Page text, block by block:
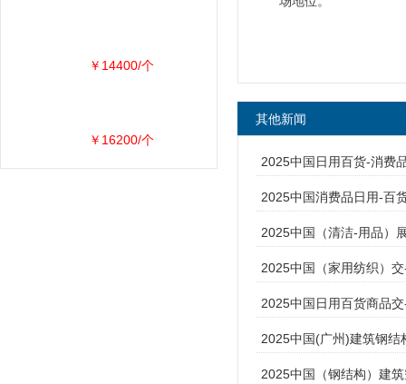
其他新闻
2025中国日用百货-消费
2025中国消费品日用-百
2025中国（清洁-用品）
2025中国（家用纺织）
2025中国日用百货商品
2025中国(广州)建筑钢结
2025中国（钢结构）建
￥14400/个
￥16200/个